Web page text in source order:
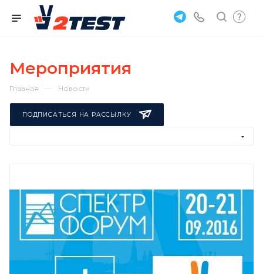
Мероприятия
Главная — Новости
ПОДПИСАТЬСЯ НА РАССЫЛКУ